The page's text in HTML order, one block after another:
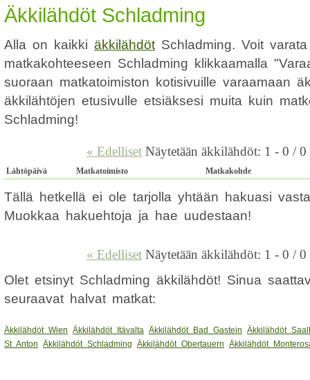
Äkkilähdöt Schladming
Alla on kaikki äkkilähdöt Schladming. Voit
matkakohteeseen Schladming klikkaamalla
suoraan matkatoimiston kotisivuille varaamaan
äkkilähtöjen etusivulle etsiäksesi muita kuin
Schladming!
« Edelliset Näytetään äkkilähdöt: 1 - 0 / 0
Lähtöpäivä Matkatoimisto Matkakohde
Tällä hetkellä ei ole tarjolla yhtään hakuasi
Muokkaa hakuehtoja ja hae uudestaan!
« Edelliset Näytetään äkkilähdöt: 1 - 0 / 0
Olet etsinyt Schladming äkkilähdöt! Sinua
seuraavat halvat matkat:
Äkkilähdöt Wien Äkkilähdöt Itävalta Äkkilähdöt Bad Gastein Äkkilähdöt
St Anton Äkkilähdöt Schladming Äkkilähdöt Obertauern Äkkilähdöt